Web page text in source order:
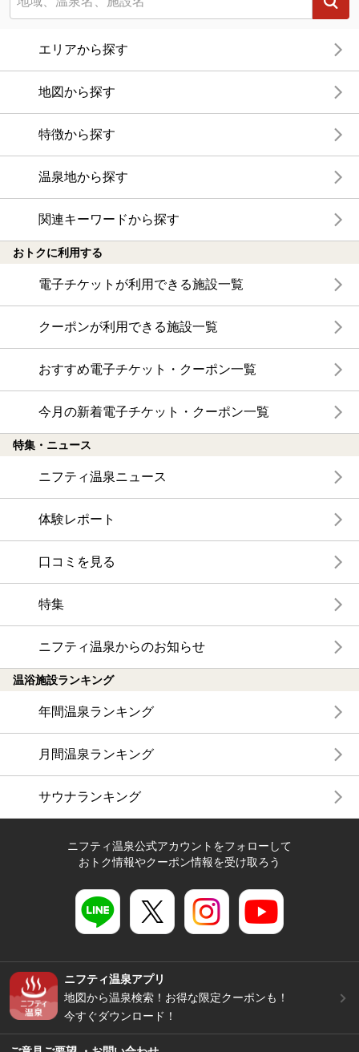
エリアから探す
地図から探す
特徴から探す
温泉地から探す
関連キーワードから探す
おトクに利用する
電子チケットが利用できる施設一覧
クーポンが利用できる施設一覧
おすすめ電子チケット・クーポン一覧
今月の新着電子チケット・クーポン一覧
特集・ニュース
ニフティ温泉ニュース
体験レポート
口コミを見る
特集
ニフティ温泉からのお知らせ
温浴施設ランキング
年間温泉ランキング
月間温泉ランキング
サウナランキング
ニフティ温泉公式アカウントをフォローして
おトク情報やクーポン情報を受け取ろう
ニフティ温泉アプリ
地図から温泉検索！お得な限定クーポンも！
今すぐダウンロード！